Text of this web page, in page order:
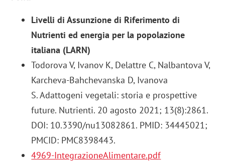
Livelli di Assunzione di Riferimento di
Nutrienti ed energia per la popolazione
italiana (LARN)
Todorova V, Ivanov K, Delattre C, Nalbantova V,
Karcheva-Bahchevanska D, Ivanova
S. Adattogeni vegetali: storia e prospettive
future. Nutrienti. 20 agosto 2021; 13(8):2861.
DOI: 10.3390/nu13082861. PMID: 34445021;
PMCID: PMC8398443.
4969-IntegrazioneAlimentare.pdf